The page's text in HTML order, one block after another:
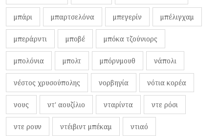
μπάρι μπαρτσελόνα μπεγερίν μπέλιγχαμ
μπεράρντι μποβέ μπόκα τζούνιορς
μπολόνια μπολτ μπόρνμουθ νάπολι
νέστος χρυσούπολης νορβηγία νότια κορέα
νους ντ' αουζίλιο νταρίντα ντε ρόσι
ντε ρουν ντέιβιντ μπέκαμ ντιαό